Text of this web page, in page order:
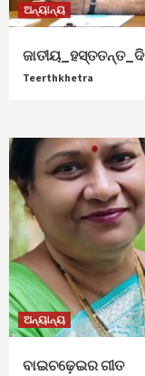
ଅନ୍ୟାନ୍ୟ
Teerthkhetra
ଅନ୍ୟାନ୍ୟ
ବାଇଚଢ଼େଇର ଗୀତ